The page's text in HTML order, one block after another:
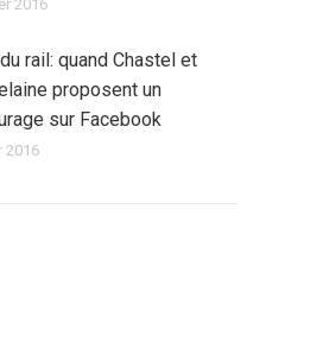
2016
rail: quand Chastel et
proposent un
sur Facebook
2016